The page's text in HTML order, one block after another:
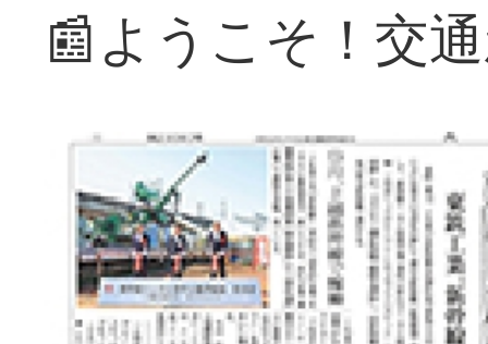
📰ようこそ！交